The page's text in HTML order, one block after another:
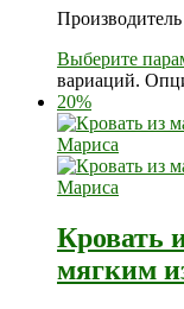
Выберите
вариаций.
20%
Кровать
мягким